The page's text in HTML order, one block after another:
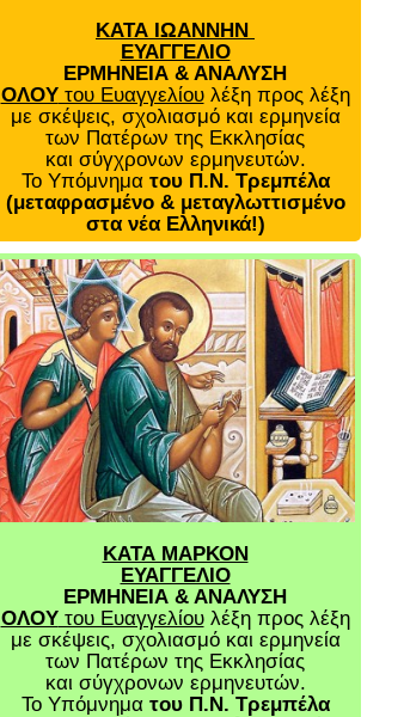
ΚΑΤΑ ΙΩΑΝΝΗΝ
ΕΥΑΓΓΕΛΙΟ
ΕΡΜΗΝΕΙΑ & ΑΝΑΛΥΣΗ
ΟΛΟΥτου Ευαγγελίουλέξη προς λέξη
με σκέψεις, σχολιασμό και ερμηνεία
των Πατέρων της Εκκλησίας
και σύγχρονων ερμηνευτών.
Το Υπόμνημα του Π.Ν. Τρεμπέλα
(μεταφρασμένο & μεταγλωττισμένο
στα νέα Ελληνικά!)
ΚΑΤΑ ΜΑΡΚΟΝ
ΕΥΑΓΓΕΛΙΟ
ΕΡΜΗΝΕΙΑ & ΑΝΑΛΥΣΗ
ΟΛΟΥτου Ευαγγελίουλέξη προς λέξη
με σκέψεις, σχολιασμό και ερμηνεία
των Πατέρων της Εκκλησίας
και σύγχρονων ερμηνευτών.
Το Υπόμνημα του Π.Ν. Τρεμπέλα